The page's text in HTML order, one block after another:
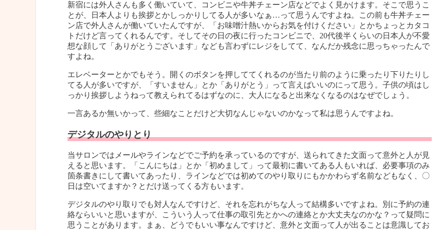
新宿には外人さんも多く働いていて、コンビニや牛丼チェーン店などでよく見かけます。そこで思うこ
とが、日本人よりも挨拶とかしっかりしてる人が多いなぁ…って思うんですよね。この前も牛丼チェー
ン店で外人さんが働いていたんですが、「お味噌汁熱いからお気を付けください」とかちょっとカタコ
トだけど言ってくれるんです。そしてその日の夜に行ったコンビニで、20代後半くらいの日本人が不愛
想な顔して「ありがとうございます」なども言わずにレジをしてて、なんだか残念に思っちゃったんで
すよね。
エレベーターとかでもそう。開くのボタンを押しててくれるのが当たり前のように乗ったり下りたりし
てる人が多いですが、「すいません」とか「ありがとう」って言えばいいのにって思う。子供の頃はし
っかり挨拶しようねって教えられてるはずなのに、大人になると出来なくなるのはなぜでしょう。
一言あるか無いかって、些細なことだけど大切なんじゃないのかなって私は思うんですよね。
デジタルのやりとり
当サロンではメールやラインなどでご予約を承っているのですが、送られてきた文面って意外と人が見
えると思います。「こんにちは」とか「初めまして」って最初に書いてある人もいれば、必要事項のみ
箇条書きにして書いてあったり、ラインなどでは初めてのやり取りにもかかわらず名前などもなく、〇
日は空いてますか？とだけ送ってくる方もいます。
デジタルのやり取りでも対人なんですけど、それを忘れがちな人って結構多いですよね。別に予約の連
絡ならいいと思いますが、こういう人って仕事の取引先とかへの連絡とか大丈夫なのかな？って疑問に
思うことがあります。まぁ、どうでもいい事なんですけど、意外と文面って人が出ることは意識してお